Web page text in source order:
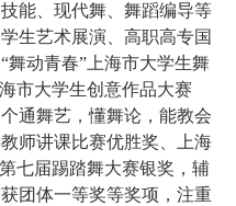
能、现代舞、舞蹈编导等
生艺术展演、高职高专国
舞动青春”上海市大学生舞
市大学生创意作品大赛
通舞艺，懂舞论，能教会
师讲课比赛优胜奖、上海
七届踢踏舞大赛银奖，辅
团体一等奖等奖项，注重